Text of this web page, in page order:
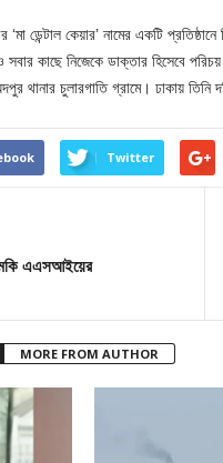
‘মা ডেন্টাল কেয়ার’ নামের একটি
সবার কাছে নিজেকে ডাক্তার হিসেবে
থানার চুলারগাতি গ্রামে। ঢাকায় তিনি
Twitter
এএসআইয়ের
MORE FROM AUTHOR